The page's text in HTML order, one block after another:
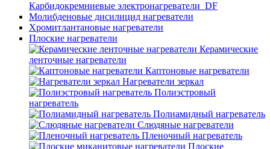
Карбидокремниевые электронагреватели_DF
Молибденовые дисилицид нагреватели
Хромитлантановые нагреватели
Плоские нагреватели
Керамические
ленточные нагреватели
Каптоновые нагреватели
Нагреватели зеркал
Полиэстровый
нагреватель
Полиамидный нагреватель
Слюдяные нагреватели
Пленочный нагреватель
Плоские